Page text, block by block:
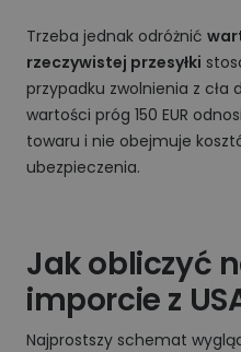
Trzeba jednak odróżnić
rzeczywistej przesyłki
przypadku zwolnienia z cła
wartości próg 150 EUR
towaru i nie obejmuje
ubezpieczenia.
Jak obliczyć
imporcie z
Najprostszy schemat